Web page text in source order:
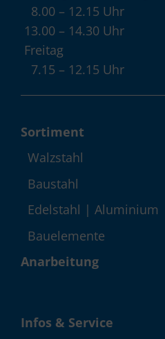
8.00 – 12.15 Uhr
13.00 – 14.30 Uhr
Freitag
7.15 – 12.15 Uhr
Sortiment
Walzstahl
Baustahl
Edelstahl | Aluminium
Bauelemente
Anarbeitung
Infos & Service